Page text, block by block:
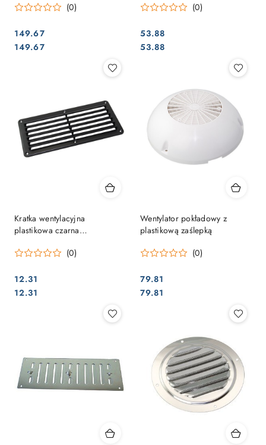
(0)
Cena:
149.67
Cena:
149.67
(0)
Cena:
53.88
Cena:
53.88
Kratka wentylacyjna
plastikowa czarna
(0)
Cena:
12.31
Cena:
12.31
Wentylator pokładowy z
plastikową zaślepką
(0)
Cena:
79.81
Cena:
79.81